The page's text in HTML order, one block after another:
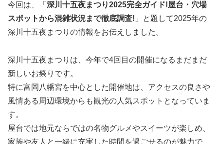
今回は、「 深川十五夜まつり2025完全ガイド!屋台・穴場
スポットから混雑状況まで徹底調査! 」と題して2025年の
深川十五夜まつりの情報をお伝えしました。
深川十五夜まつりは、今年で4回目の開催になるまだまだ
新しいお祭りです。
特に富岡八幡宮を中心とした開催地は、アクセスの良さや
風情ある周辺環境からも観光の人気スポットとなっていま
す。
屋台では地元ならではの名物グルメやスイーツが楽しめ、
家族や友人と一緒に充実した時間を過ごせるのが魅力で